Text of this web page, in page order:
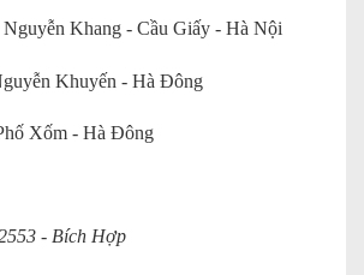
Nguyễn Khang - Cầu Giấy - Hà Nội
Khuyến - Hà Đông
Xốm - Hà Đông
- Bích Hợp